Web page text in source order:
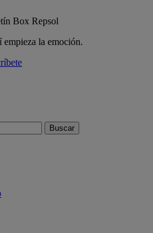
Box Repsol
empieza la emoción.